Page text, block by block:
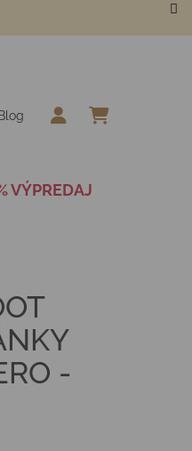
Blog
VÝPREDAJ
-